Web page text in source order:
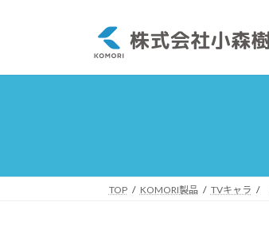
プ
動
TOP KOMORI製品 TVキャラ